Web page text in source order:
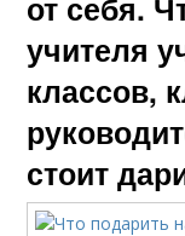
от себя.
учителя
классов,
стоит